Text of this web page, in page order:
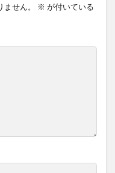
せん。 ※ が付いている